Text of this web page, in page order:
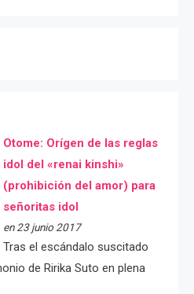
Otome: Orígen de las reglas
idol del «renai kinshi»
(prohibición del amor) para
señoritas idol
en 23 junio 2017
Tras el escándalo suscitado
de Ririka Suto en plena